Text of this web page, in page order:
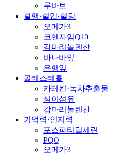
루바브
혈행·혈압·혈당
오메가3
코엔자임Q10
감마리놀렌산
바나바잎
은행잎
콜레스테롤
카테킨·녹차추출물
식이섬유
감마리놀렌산
기억력·인지력
포스파티딜세린
PQQ
오메가3